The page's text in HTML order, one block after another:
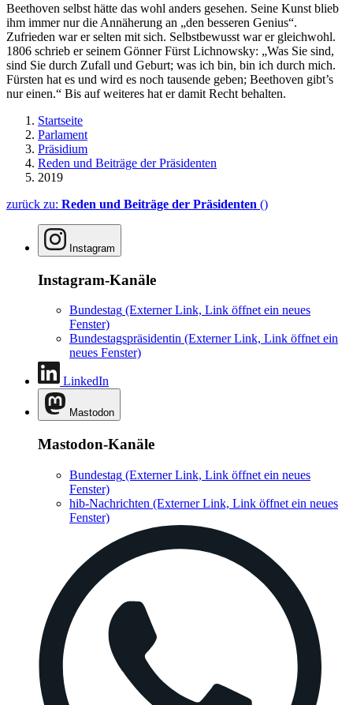
Beethoven selbst hätte das wohl anders gesehen. Seine Kunst blieb
ihm immer nur die Annäherung an „den besseren Genius“.
Zufrieden war er selten mit sich. Selbstbewusst war er gleichwohl.
1806 schrieb er seinem Gönner Fürst Lichnowsky: „Was Sie sind,
sind Sie durch Zufall und Geburt; was ich bin, bin ich durch mich.
Fürsten hat es und wird es noch tausende geben; Beethoven gibt’s
nur einen.“ Bis auf weiteres hat er damit Recht behalten.
Startseite
Parlament
Präsidium
Reden und Beiträge der Präsidenten
2019
zurück zu: Reden und Beiträge der Präsidenten ()
Instagram
Instagram-Kanäle
Bundestag (Externer Link, Link öffnet ein neues
Fenster)
Bundestagspräsidentin (Externer Link, Link öffnet ein
neues Fenster)
LinkedIn
Mastodon
Mastodon-Kanäle
Bundestag (Externer Link, Link öffnet ein neues
Fenster)
hib-Nachrichten (Externer Link, Link öffnet ein neues
Fenster)